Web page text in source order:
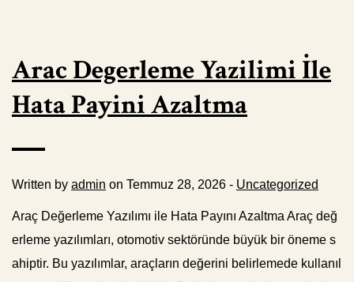
Arac Degerleme Yazilimi İle
Hata Payini Azaltma
Written by admin on Temmuz 28, 2026 - Uncategorized
Araç Değerleme Yazılımı ile Hata Payını Azaltma Araç değ
erleme yazılımları, otomotiv sektöründe büyük bir öneme s
ahiptir. Bu yazılımlar, araçların değerini belirlemede kullanıl